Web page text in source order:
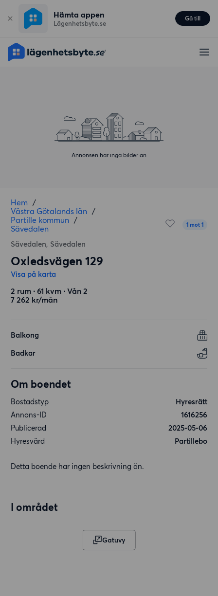
Hämta appen
Lägenhetsbyte.se
Gå till
Annonsen har inga bilder än
Hem /
Västra Götalands län /
Partille kommun /
Sävedalen
Sävedalen, Sävedalen
1 mot 1
Oxledsvägen 129
Visa på karta
2 rum ∙ 61 kvm ∙ Vån 2
7 262 kr/mån
Balkong
Badkar
Om boendet
Bostadstyp
Hyresrätt
Annons-ID
1616256
Publicerad
2025-05-06
Hyresvärd
Partillebo
Detta boende har ingen beskrivning än.
I området
Gatuvy